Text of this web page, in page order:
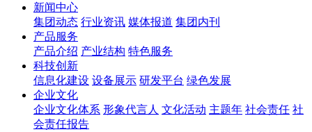
新闻中心
集团动态 行业资讯 媒体报道 集团内刊
产品服务
产品介绍 产业结构 特色服务
科技创新
信息化建设 设备展示 研发平台 绿色发展
企业文化
企业文化体系 形象代言人 文化活动 主题年 社会责任 社
会责任报告